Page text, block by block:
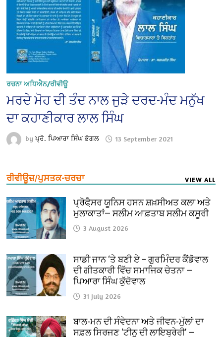
ਰਚਨਾ ਅਧਿਐਨ/ਰੀਵੀਊ
ਮਰਦੇ ਮੋਹ ਦੀ ਤੰਦ ਨਾਲ ਜੁੜੇ ਦਰਦ-ਮੰਦ ਮਨੁੱਖ
ਦਾ ਕਹਾਣੀਕਾਰ ਲਾਲ ਸਿੰਘ
byਪ੍ਰੋ. ਪਿਆਰਾ ਸਿੰਘ ਭੋਗਲ 13 September 2021
ਰੀਵੀਊਜ਼/ਪੁਸਤਕ-ਚਰਚਾ VIEW ALL
ਪ੍ਰੋਫੈ਼ਸਰ ਯੂਨਿਸ ਹਸਨ ਸ਼ਖ਼ਸੀਅਤ ਕਲਾ ਅਤੇ
ਮੁਲਾਕਾਤਾਂ— ਸਲੀਮ ਆਫ਼ਤਾਬ ਸਲੀਮ ਕਸੂਰੀ
3 August 2026
ਸਾਡੀ ਜਾਨ ‘ਤੇ ਬਣੀ ਏ – ਗੁਰਮਿੰਦਰ ਕੈਂਡੋਵਾਲ
ਦੀ ਗੀਤਕਾਰੀ ਵਿੱਚ ਸਮਾਜਿਕ ਚੇਤਨਾ —
ਪਿਆਰਾ ਸਿੰਘ ਕੁੱਦੋਵਾਲ
31 July 2026
ਬਾਲ-ਮਨ ਦੀ ਸੰਵੇਦਨਾ ਅਤੇ ਜੀਵਨ-ਮੁੱਲਾਂ ਦਾ
ਸਫ਼ਲ ਸਿਰਜਣ ‘ਟੀਨੂ ਦੀ ਲਾਇਬ੍ਰੇਰੀ’ —